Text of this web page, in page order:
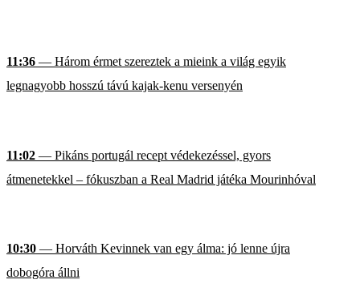
11:36 — Három érmet szereztek a mieink a világ egyik
legnagyobb hosszú távú kajak-kenu versenyén
11:02 — Pikáns portugál recept védekezéssel, gyors
átmenetekkel – fókuszban a Real Madrid játéka Mourinhóval
10:30 — Horváth Kevinnek van egy álma: jó lenne újra
dobogóra állni